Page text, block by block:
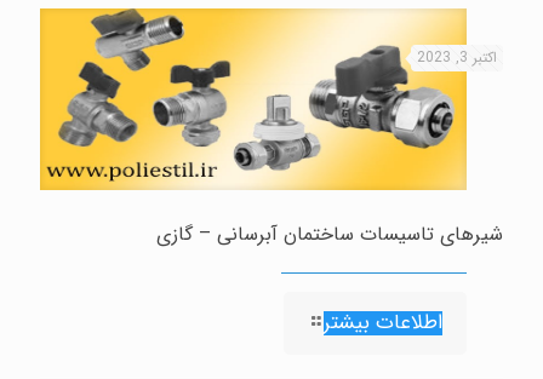
اکتبر 3, 2023
شیرهای تاسیسات ساختمان آبرسانی – گازی
اطلاعات بیشتر